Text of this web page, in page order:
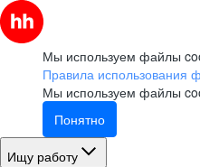
Мы используем файлы
Правила использования
Мы используем файлы
Понятно
Ищу работу